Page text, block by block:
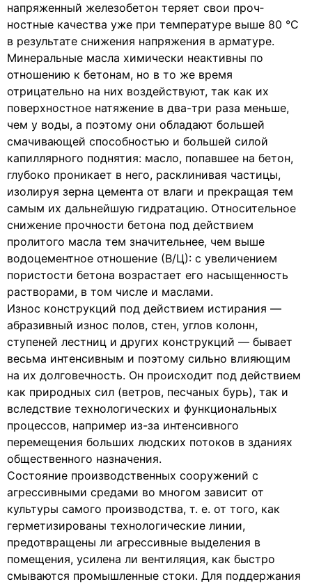
напряженный железобетон теряет свои проч­
ностные качества уже при температуре выше 80 °С
в резуль­тате снижения напряжения в арматуре.
Минеральные масла химически неактивны по
отношению к бетонам, но в то же время
отрицательно на них воздейст­вуют, так как их
поверхностное натяжение в два-три раза меньше,
чем у воды, а поэтому они обладают большей
смачи­вающей способностью и большей силой
капиллярного поднятия: масло, попавшее на бетон,
глубоко проникает в него, раскли­нивая частицы,
изолируя зерна цемента от влаги и прекращая тем
самым их дальнейшую гидратацию. Относительное
сниже­ние прочности бетона под действием
пролитого масла тем зна­чительнее, чем выше
водоцементное отношение (В/Ц): с уве­личением
пористости бетона возрастает его насыщенность
рас­творами, в том числе и маслами.
Износ конструкций под действием истирания —
абразивный износ полов, стен, углов колонн,
ступеней лестниц и других конструкций — бывает
весьма интенсивным и поэтому сильно влияющим
на их долговечность. Он происходит под действием
как природных сил (ветров, песчаных бурь), так и
вследствие технологических и функциональных
процессов, например из-за интенсивного
перемещения больших людских потоков в зда­ниях
общественного назначения.
Состояние производственных сооружений с
агрессивными средами во многом зависит от
культуры самого производства, т. е. от того, как
герметизированы технологические линии,
предотвращены ли агрессивные выделения в
помещения, усилена ли вентиляция, как быстро
смываются промышленные стоки. Для поддержания